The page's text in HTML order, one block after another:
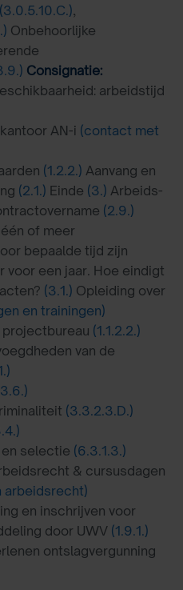
(3.0.5.10.C.),
Onbehoorlijke
Consignatie:
arbeidstijd
AN-i (contact met
(1.2.2.) Aanvang en
(2.1.) Einde (3.) Arbeids-
(2.9.)
of meer
bepaalde tijd zijn
voor een jaar. Hoe eindigt
(3.1.) Opleiding over
en trainingen)
(1.1.2.2.)
van de
(3.3.2.3.D.)
selectie (6.3.1.3.)
& cursusdagen
arbeidsrecht)
en inschrijven voor
door UWV (1.9.1.)
ontslagvergunning